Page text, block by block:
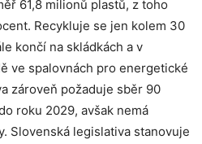
61,8 milionů plastů, z toho
Recykluje se jen kolem 30
končí na skládkách a v
ve spalovnách pro energetické
zároveň požaduje sběr 90
roku 2029, avšak nemá
Slovenská legislativa stanovuje